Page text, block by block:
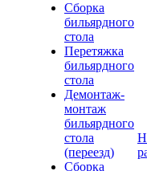
Сборка
бильярдного
стола
Перетяжка
бильярдного
стола
Демонтаж-
монтаж
бильярдного
стола
(переезд)
Сборка